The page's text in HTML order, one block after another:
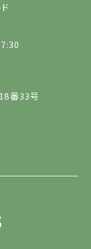
番33号